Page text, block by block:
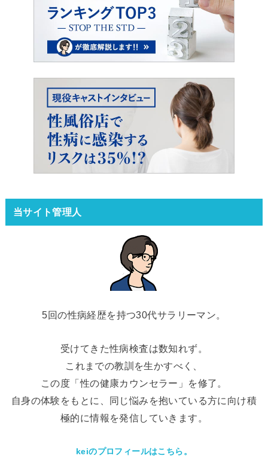
当サイト管理人
5回の性病経歴を持つ30代サラリーマン。
受けてきた性病検査は数知れず。
これまでの教訓を生かすべく、
この度「性の健康カウンセラー」を修了。
自身の体験をもとに、同じ悩みを抱いている方に向け積
極的に情報を発信していきます。
keiのプロフィールはこちら。